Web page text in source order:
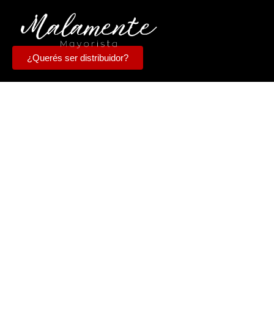
¿Querés ser distribuidor?